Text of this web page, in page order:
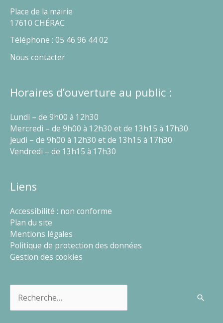
Place de la mairie
17610 CHÉRAC
Téléphone : 05 46 96 44 02
Nous contacter
Horaires d’ouverture au public :
Lundi – de 9h00 à 12h30
Mercredi – de 9h00 à 12h30 et de 13h15 à 17h30
Jeudi – de 9h00 à 12h30 et de 13h15 à 17h30
Vendredi – de 13h15 à 17h30
Liens
Accessibilité : non conforme
Plan du site
Mentions légales
Politique de protection des données
Gestion des cookies